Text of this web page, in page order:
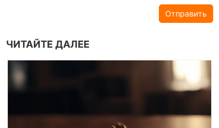
Отправить
ЧИТАЙТЕ ДАЛЕЕ